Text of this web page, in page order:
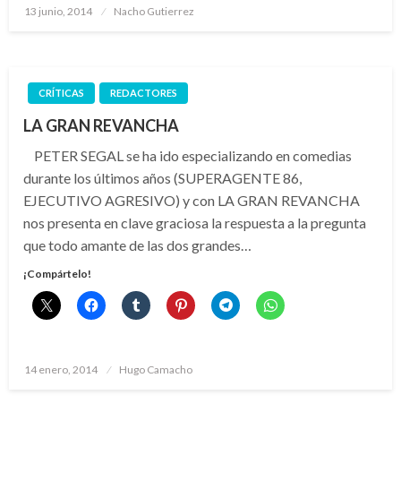
Publicado
13 junio, 2014 Nacho Gutierrez
CRÍTICAS REDACTORES
LA GRAN REVANCHA
PETER SEGAL se ha ido especializando en comedias
durante los últimos años (SUPERAGENTE 86,
EJECUTIVO AGRESIVO) y con LA GRAN REVANCHA
nos presenta en clave graciosa la respuesta a la pregunta
que todo amante de las dos grandes…
¡Compártelo!
Publicado
14 enero, 2014 Hugo Camacho